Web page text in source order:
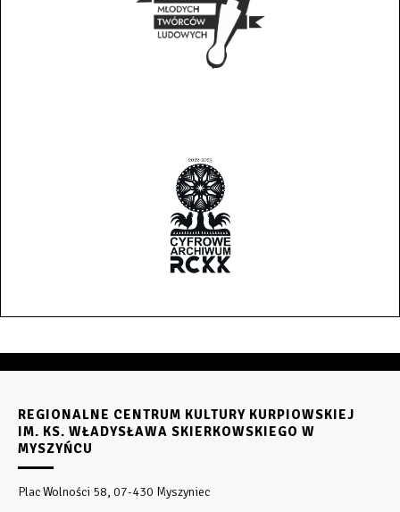
REGIONALNE CENTRUM KULTURY KURPIOWSKIEJ
IM. KS. WŁADYSŁAWA SKIERKOWSKIEGO W
MYSZYŃCU
Plac Wolności 58, 07-430 Myszyniec